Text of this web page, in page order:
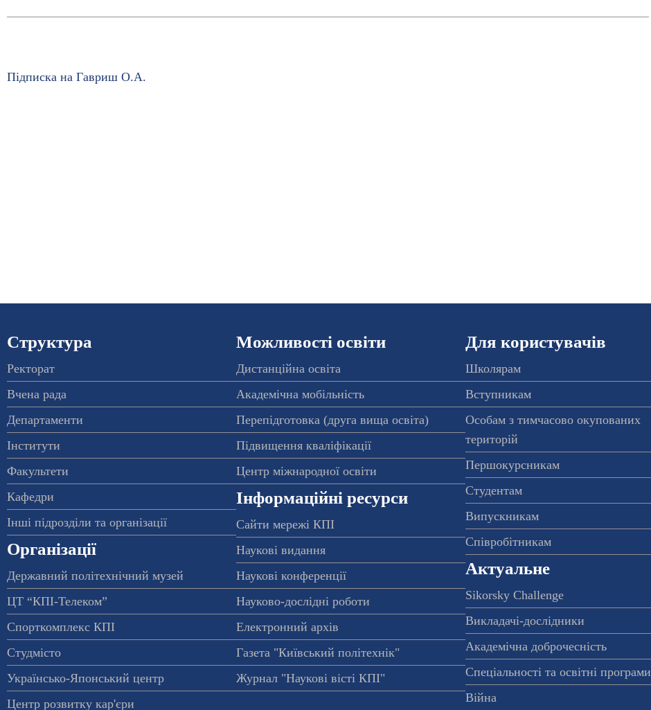
Підписка на Гавриш О.А.
Структура
Ректорат
Вчена рада
Департаменти
Інститути
Факультети
Кафедри
Інші підрозділи та організації
Організації
Державний політехнічний музей
ЦТ “КПІ-Телеком”
Спорткомплекс КПІ
Студмісто
Українсько-Японський центр
Центр розвитку кар'єри
Можливості освіти
Дистанційна освіта
Академічна мобільність
Перепідготовка (друга вища освіта)
Підвищення кваліфікації
Центр міжнародної освіти
Інформаційні ресурси
Сайти мережі КПІ
Наукові видання
Наукові конференції
Науково-дослідні роботи
Електронний архів
Газета "Київський політехнік"
Журнал "Наукові вісті КПІ"
Для користувачів
Школярам
Вступникам
Особам з тимчасово окупованих
територій
Першокурсникам
Студентам
Випускникам
Співробітникам
Актуальне
Sikorsky Challenge
Викладачі-дослідники
Академічна доброчесність
Спеціальності та освітні програми
Війна